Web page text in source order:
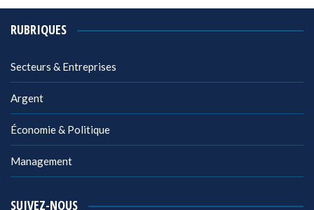
RUBRIQUES
Secteurs & Entreprises
Argent
Économie & Politique
Management
SUIVEZ-NOUS